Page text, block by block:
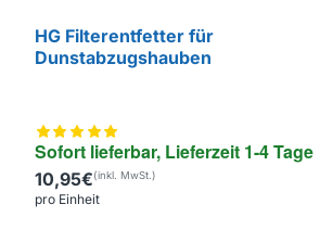
Sofort lieferbar, Lieferzeit 1-4 Tage
HG Filterentfetter für
Dunstabzugshauben
10,95€
pro Einheit